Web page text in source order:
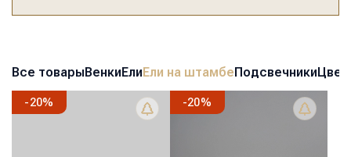
Все товары Венки Ели Ели на штамбе Подсвечники
-20% -20%